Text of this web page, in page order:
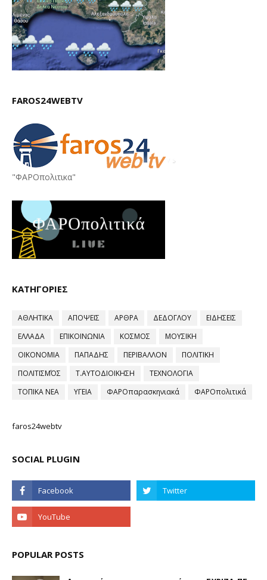
FAROS24WEBTV
"ΦΑΡΟπολιτικα"
ΚΑΤΗΓΟΡΙΕΣ
ΑΘΛΗΤΙΚΑ ΑΠΟΨΕΙΣ ΑΡΘΡΑ ΔΕΔΟΓΛΟΥ
ΕΙΔΗΣΕΙΣ
ΕΛΛΑΔΑ
ΕΠΙΚΟΙΝΩΝΙΑ ΚΟΣΜΟΣ
ΜΟΥΣΙΚΗ
ΟΙΚΟΝΟΜΙΑ
ΠΑΠΑΔΗΣ ΠΕΡΙΒΑΛΛΟΝ
ΠΟΛΙΤΙΚΗ
ΠΟΛΙΤΙΣΜΌΣ
Τ.ΑΥΤΟΔΙΟΙΚΗΣΗ
ΤΕΧΝΟΛΟΓΙΑ
ΤΟΠΙΚΑ ΝΕΑ
ΥΓΕΙΑ ΦΑΡΟπαρασκηνιακά ΦΑΡΟπολιτικά
faros24webtv
SOCIAL PLUGIN
POPULAR POSTS